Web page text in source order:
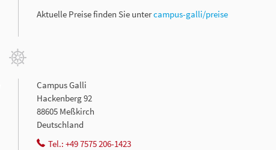
Aktuelle Preise finden Sie untercampus-galli/preise
Campus Galli
Hackenberg 92
88605 Meßkirch
Deutschland
Tel.: +49 7575 206-1423